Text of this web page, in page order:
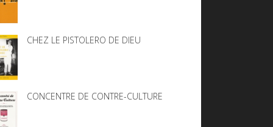
CHEZ LE PISTOLERO DE DIEU
CONCENTRE DE CONTRE-CULTURE